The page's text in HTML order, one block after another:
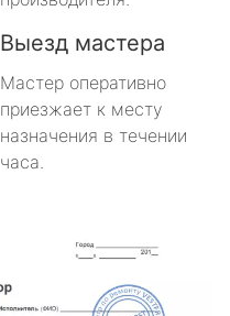
Выезд мастера
Мастер оперативно
приезжает к месту
назначения в течении
часа.